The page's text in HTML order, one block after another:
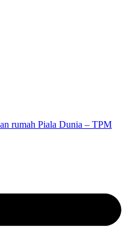
rumah Piala Dunia – TPM